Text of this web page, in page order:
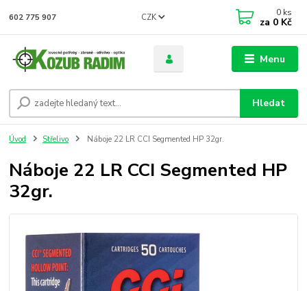
Menu
CZK
Hledat
602 775 907 0 ks
za 0 Kč
Úvod Střelivo Náboje 22 LR CCI Segmented HP 32gr.
Náboje 22 LR CCI Segmented HP
32gr.